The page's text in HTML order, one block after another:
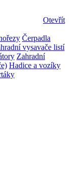
Otevřít
Čerpadla
vysavače listí
Zahradní
Hadice a vozíky